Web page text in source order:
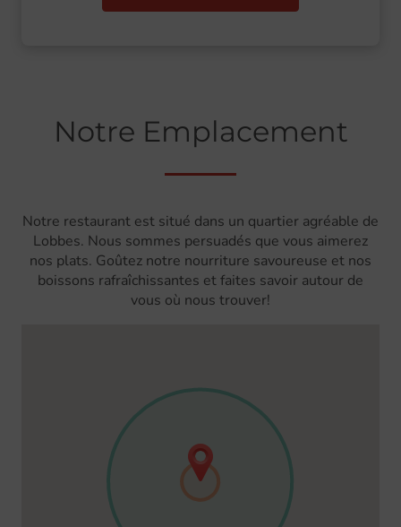
Notre Emplacement
Notre restaurant est situé dans un quartier agréable de
Lobbes. Nous sommes persuadés que vous aimerez
nos plats. Goûtez notre nourriture savoureuse et nos
boissons rafraîchissantes et faites savoir autour de
vous où nous trouver!